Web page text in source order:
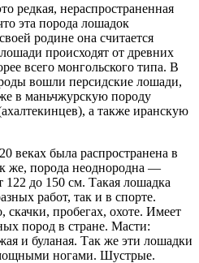
редкая, нераспространенная
эта порода лошадок
родине она считается
происходят от древних
всего монгольского типа. В
вошли персидские лошади,
в маньчжурскую породу
а также иранскую
веках была распространена в
же, порода неоднородна —
122 до 150 см. Такая лошадка
работ, так и в спорте.
пробегах, охоте. Имеет
пород в стране. Масти:
и буланая. Так же эти лошадки
ногами. Шустрые.